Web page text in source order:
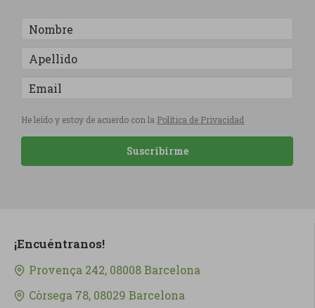
He leído y estoy de acuerdo con la Política de Privacidad
Suscribirme
¡Encuéntranos!
Provença 242, 08008 Barcelona
Còrsega 78, 08029 Barcelona